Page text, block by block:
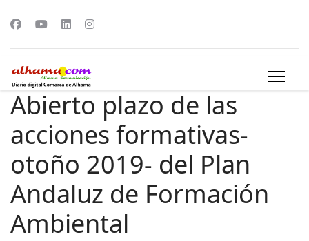
Abierto plazo de las
acciones formativas-
otoño 2019- del Plan
Andaluz de Formación
Ambiental